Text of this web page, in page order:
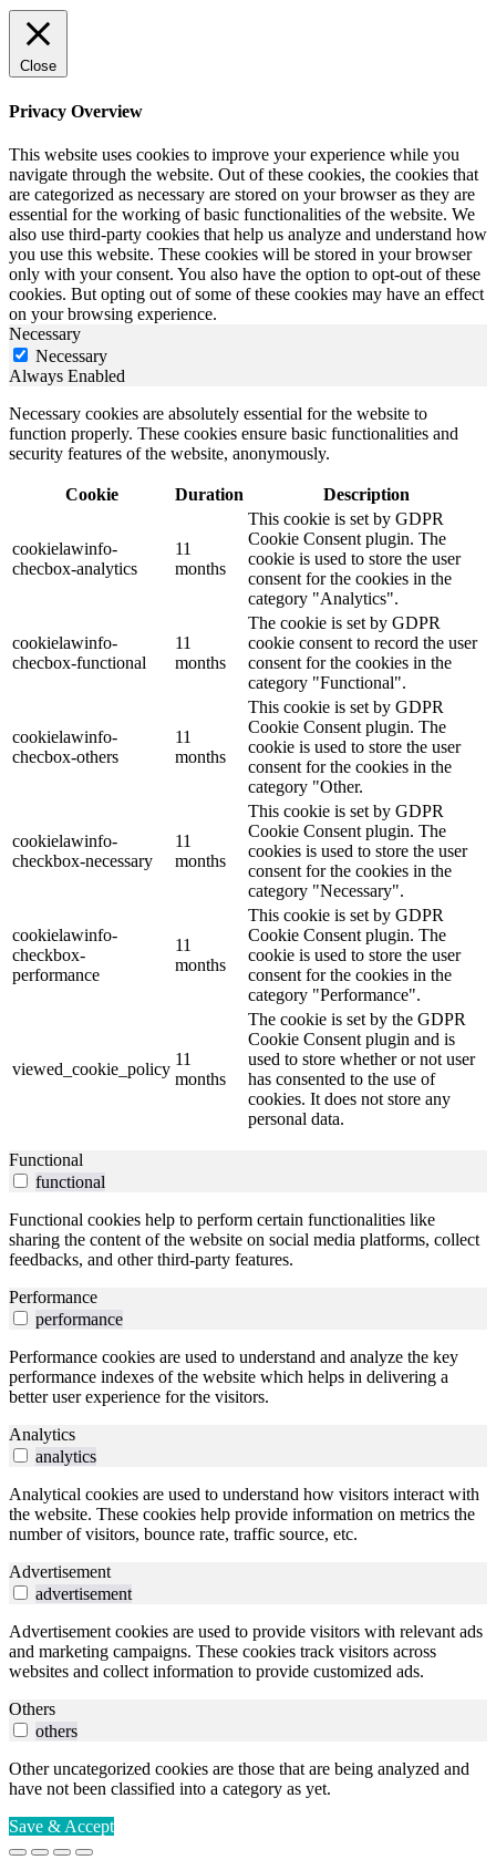
Close
Privacy Overview
This website uses cookies to improve your experience while you
navigate through the website. Out of these cookies, the cookies that
are categorized as necessary are stored on your browser as they are
essential for the working of basic functionalities of the website. We
also use third-party cookies that help us analyze and understand how
you use this website. These cookies will be stored in your browser
only with your consent. You also have the option to opt-out of these
cookies. But opting out of some of these cookies may have an effect
on your browsing experience.
Necessary
Necessary
Always Enabled
Necessary cookies are absolutely essential for the website to
function properly. These cookies ensure basic functionalities and
security features of the website, anonymously.
Cookie Duration Description
cookielawinfo-
checbox-analytics
11
months
This cookie is set by GDPR
Cookie Consent plugin. The
cookie is used to store the user
consent for the cookies in the
category "Analytics".
cookielawinfo-
checbox-functional
11
months
The cookie is set by GDPR
cookie consent to record the user
consent for the cookies in the
category "Functional".
cookielawinfo-
checbox-others
11
months
This cookie is set by GDPR
Cookie Consent plugin. The
cookie is used to store the user
consent for the cookies in the
category "Other.
cookielawinfo-
checkbox-necessary
11
months
This cookie is set by GDPR
Cookie Consent plugin. The
cookies is used to store the user
consent for the cookies in the
category "Necessary".
cookielawinfo-
checkbox-
performance
11
months
This cookie is set by GDPR
Cookie Consent plugin. The
cookie is used to store the user
consent for the cookies in the
category "Performance".
viewed_cookie_policy
11
months
The cookie is set by the GDPR
Cookie Consent plugin and is
used to store whether or not user
has consented to the use of
cookies. It does not store any
personal data.
Functional
functional
Functional cookies help to perform certain functionalities like
sharing the content of the website on social media platforms, collect
feedbacks, and other third-party features.
Performance
performance
Performance cookies are used to understand and analyze the key
performance indexes of the website which helps in delivering a
better user experience for the visitors.
Analytics
analytics
Analytical cookies are used to understand how visitors interact with
the website. These cookies help provide information on metrics the
number of visitors, bounce rate, traffic source, etc.
Advertisement
advertisement
Advertisement cookies are used to provide visitors with relevant ads
and marketing campaigns. These cookies track visitors across
websites and collect information to provide customized ads.
Others
others
Other uncategorized cookies are those that are being analyzed and
have not been classified into a category as yet.
Save & Accept